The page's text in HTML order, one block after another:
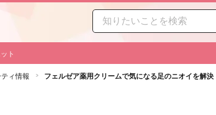
ト
ィ情報 フェルゼア薬用クリームで気になる足のニオイを解決